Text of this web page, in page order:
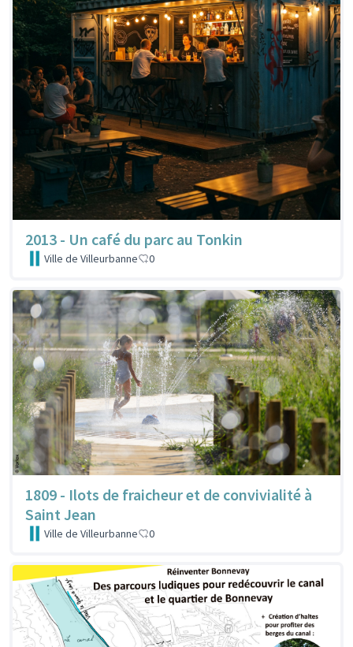
2013 - Un café du parc au Tonkin
Ville de Villeurbanne 0
1809 - Ilots de fraicheur et de convivialité à
Saint Jean
Ville de Villeurbanne 0